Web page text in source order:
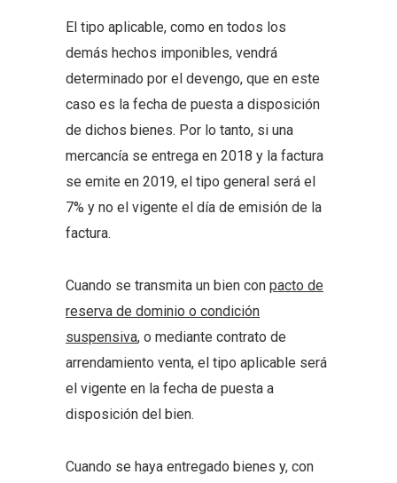
El tipo aplicable, como en todos los
demás hechos imponibles, vendrá
determinado por el devengo, que en este
caso es la fecha de puesta a disposición
de dichos bienes. Por lo tanto, si una
mercancía se entrega en 2018 y la factura
se emite en 2019, el tipo general será el
7% y no el vigente el día de emisión de la
factura.
Cuando se transmita un bien con pacto de
reserva de dominio o condición
suspensiva, o mediante contrato de
arrendamiento venta, el tipo aplicable será
el vigente en la fecha de puesta a
disposición del bien.
Cuando se haya entregado bienes y, con